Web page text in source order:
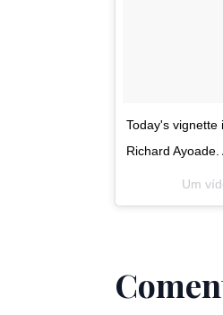
Today's vignette
Richard
Um